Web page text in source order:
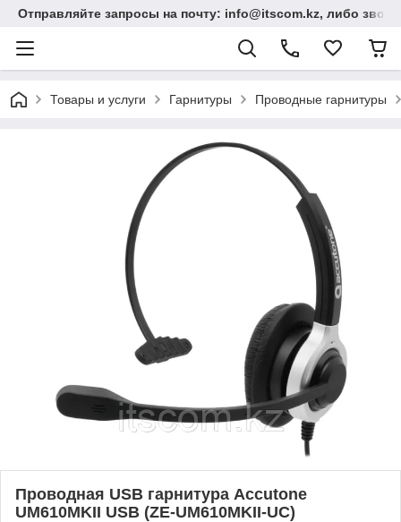
Отправляйте запросы на почту: info@itscom.kz, либо
Товары и услуги Гарнитуры Проводные гарнитуры
Проводная USB гарнитура Accutone
UM610MKII USB (ZE-UM610MKII-UC)